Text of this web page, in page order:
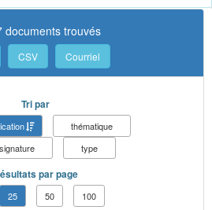
documents trouvés
CSV Courriel
Tri par
thématique
type
par page
25 50 100